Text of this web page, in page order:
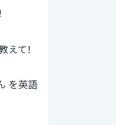
えて!
を英語